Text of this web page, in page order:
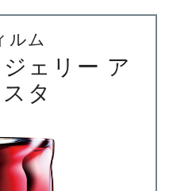
ルム
ェリー ア
タ